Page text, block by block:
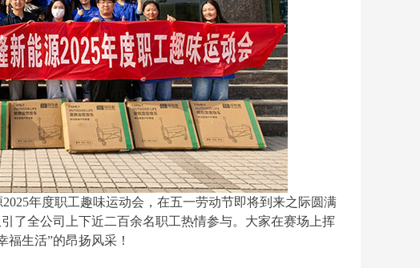
年度职工趣味运动会，在五一劳动节即将到来之际圆满
了全公司上下近二百余名职工热情参与。大家在赛场上挥
生活”的昂扬风采！